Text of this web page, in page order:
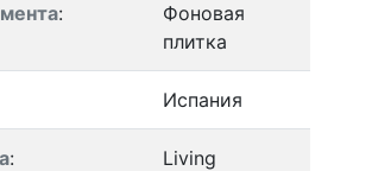
:
Фоновая
плитка
Испания
:
Living